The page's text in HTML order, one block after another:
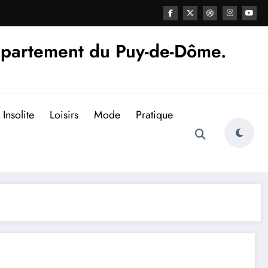
du Puy-de-Dôme.
Insolite Loisirs Mode Pratique